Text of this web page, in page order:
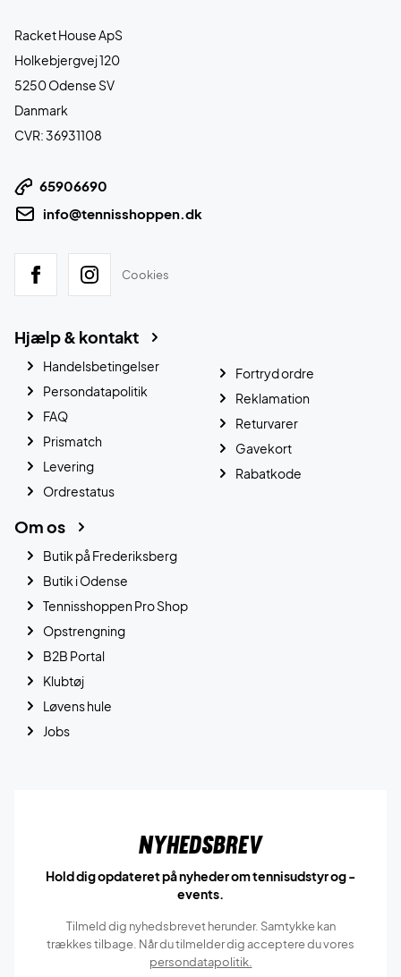
Racket House ApS
Holkebjergvej 120
5250 Odense SV
Danmark
CVR: 36931108
65906690
info@tennisshoppen.dk
Cookies
Hjælp & kontakt
Handelsbetingelser
Persondatapolitik
FAQ
Prismatch
Levering
Ordrestatus
Fortryd ordre
Reklamation
Returvarer
Gavekort
Rabatkode
Om os
Butik på Frederiksberg
Butik i Odense
Tennisshoppen Pro Shop
Opstrengning
B2B Portal
Klubtøj
Løvens hule
Jobs
Nyhedsbrev
Hold dig opdateret på nyheder om tennisudstyr og -
events.
Tilmeld dig nyhedsbrevet herunder. Samtykke kan
trækkes tilbage. Når du tilmelder dig acceptere du vores
persondatapolitik.